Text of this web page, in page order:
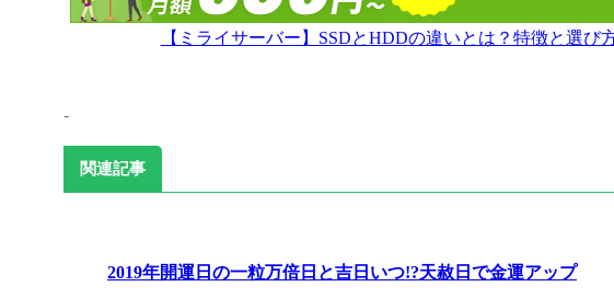
【ミライサーバー】SSDとHDDの違いとは？特徴と選び
-
関連記事
2019年開運日の一粒万倍日と吉日いつ!?天赦日で金運アップ